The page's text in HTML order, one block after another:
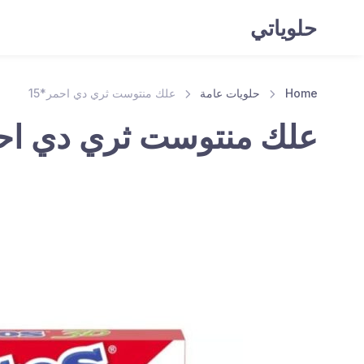
حلوياتي
Home حلويات عامة علك منتوست ثري دي احمر*15
علك منتوست ثري دي